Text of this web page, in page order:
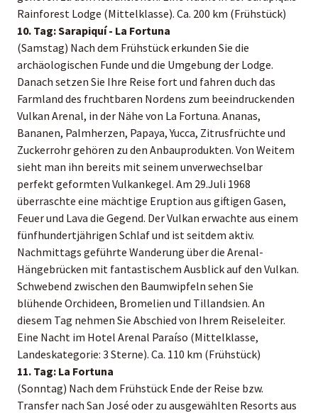
Rainforest Lodge (Mittelklasse). Ca. 200 km (Frühstück)
10. Tag: Sarapiquí - La Fortuna
(Samstag) Nach dem Frühstück erkunden Sie die
archäologischen Funde und die Umgebung der Lodge.
Danach setzen Sie Ihre Reise fort und fahren duch das
Farmland des fruchtbaren Nordens zum beeindruckenden
Vulkan Arenal, in der Nähe von La Fortuna. Ananas,
Bananen, Palmherzen, Papaya, Yucca, Zitrusfrüchte und
Zuckerrohr gehören zu den Anbauprodukten. Von Weitem
sieht man ihn bereits mit seinem unverwechselbar
perfekt geformten Vulkankegel. Am 29.Juli 1968
überraschte eine mächtige Eruption aus giftigen Gasen,
Feuer und Lava die Gegend. Der Vulkan erwachte aus einem
fünfhundertjährigen Schlaf und ist seitdem aktiv.
Nachmittags geführte Wanderung über die Arenal-
Hängebrücken mit fantastischem Ausblick auf den Vulkan.
Schwebend zwischen den Baumwipfeln sehen Sie
blühende Orchideen, Bromelien und Tillandsien. An
diesem Tag nehmen Sie Abschied von Ihrem Reiseleiter.
Eine Nacht im Hotel Arenal Paraíso (Mittelklasse,
Landeskategorie: 3 Sterne). Ca. 110 km (Frühstück)
11. Tag: La Fortuna
(Sonntag) Nach dem Frühstück Ende der Reise bzw.
Transfer nach San José oder zu ausgewählten Resorts aus